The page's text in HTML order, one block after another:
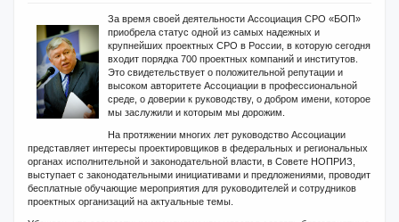
За время своей деятельности Ассоциация СРО «БОП»
приобрела статус одной из самых надежных и
крупнейших проектных СРО в России, в которую сегодня
входит порядка 700 проектных компаний и институтов.
Это свидетельствует о положительной репутации и
высоком авторитете Ассоциации в профессиональной
среде, о доверии к руководству, о добром имени, которое
мы заслужили и которым мы дорожим.
На протяжении многих лет руководство Ассоциации
представляет интересы проектировщиков в федеральных и региональных
органах исполнительной и законодательной власти, в Совете НОПРИЗ,
выступает с законодательными инициативами и предложениями, проводит
бесплатные обучающие мероприятия для руководителей и сотрудников
проектных организаций на актуальные темы.